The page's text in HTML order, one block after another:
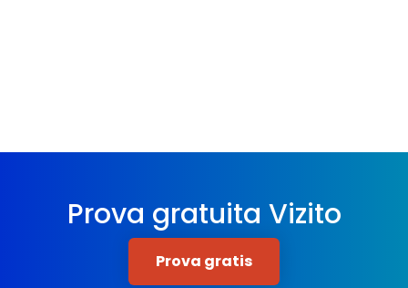
Prova gratuita Vizito
Prova gratis